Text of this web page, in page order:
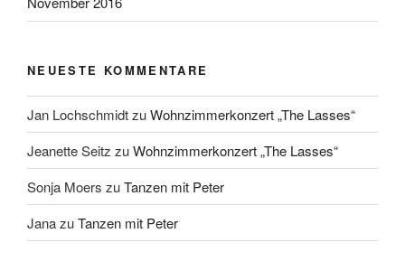
NEUESTE KOMMENTARE
Jan LochschmidtzuWohnzimmerkonzert „The Lasses“
Jeanette Seitz zuWohnzimmerkonzert „The Lasses“
Sonja Moers zuTanzen mit Peter
JanazuTanzen mit Peter